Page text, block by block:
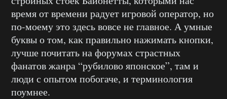
время от времени радует игровой оператор, но
по-моему это здесь вовсе не главное. А умные
буквы о том, как правильно нажимать кнопки,
лучше почитать на форумах страстных
фанатов жанра “рубилово японское”, там и
люди с опытом побогаче, и терминология
поумнее.